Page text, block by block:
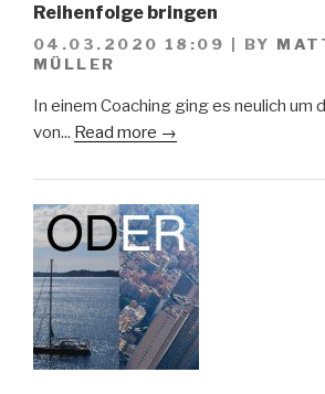
Reihenfolge bringen
04.03.2020 18:09 BY
MÜLLER
In einem Coaching ging es neulich um
von... Read more →